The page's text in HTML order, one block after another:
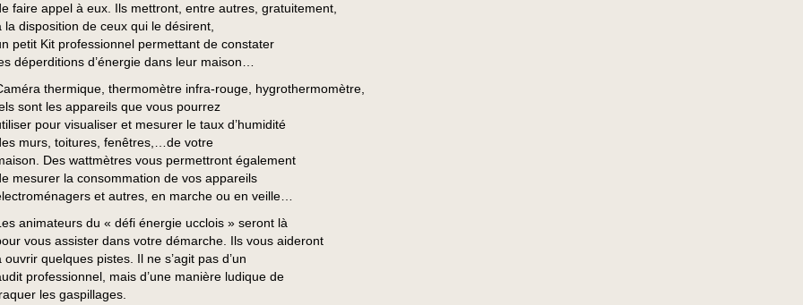
faire appel à eux. Ils mettront, entre autres, gratuitement,
la disposition de ceux qui le désirent,
petit Kit professionnel permettant de constater
déperditions d’énergie dans leur maison…
thermique, thermomètre infra-rouge, hygrothermomètre,
sont les appareils que vous pourrez
pour visualiser et mesurer le taux d’humidité
murs, toitures, fenêtres,…de votre
Des wattmètres vous permettront également
mesurer la consommation de vos appareils
et autres, en marche ou en veille…
animateurs du « défi énergie ucclois » seront là
vous assister dans votre démarche. Ils vous aideront
ouvrir quelques pistes. Il ne s’agit pas d’un
professionnel, mais d’une manière ludique de
les gaspillages.